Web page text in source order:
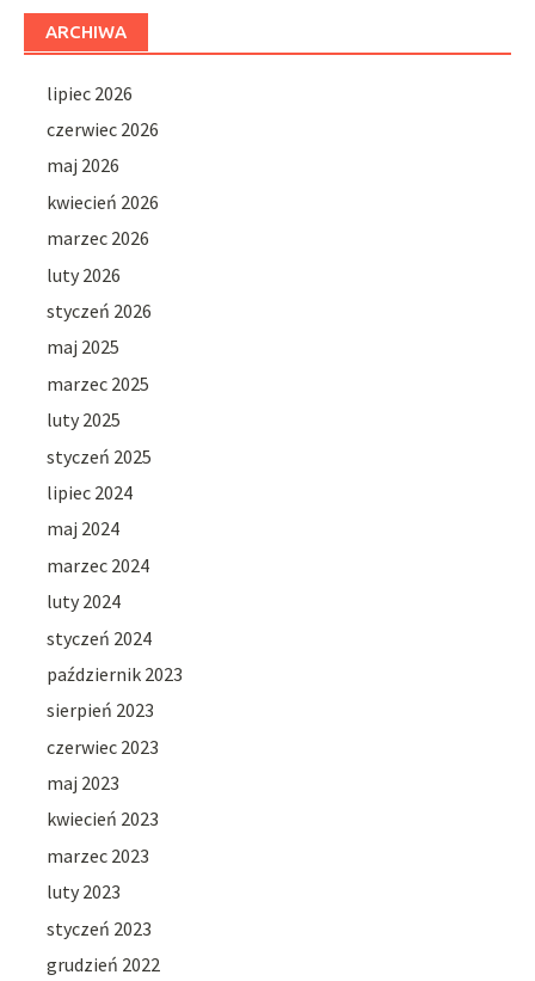
ARCHIWA
lipiec 2026
czerwiec 2026
maj 2026
kwiecień 2026
marzec 2026
luty 2026
styczeń 2026
maj 2025
marzec 2025
luty 2025
styczeń 2025
lipiec 2024
maj 2024
marzec 2024
luty 2024
styczeń 2024
październik 2023
sierpień 2023
czerwiec 2023
maj 2023
kwiecień 2023
marzec 2023
luty 2023
styczeń 2023
grudzień 2022